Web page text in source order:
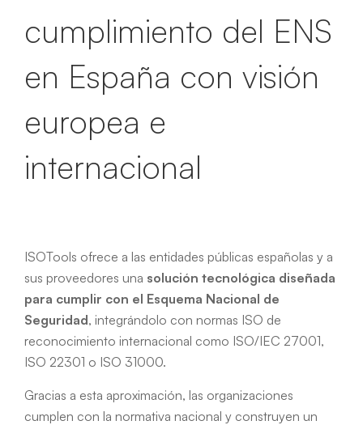
cumplimiento del ENS
en España con visión
europea e
internacional
ISOTools ofrece a las entidades públicas españolas y a
sus proveedores una solución tecnológica diseñada
para cumplir con el Esquema Nacional de
Seguridad, integrándolo con normas ISO de
reconocimiento internacional como ISO/IEC 27001,
ISO 22301 o ISO 31000.
Gracias a esta aproximación, las organizaciones
cumplen con la normativa nacional y construyen un